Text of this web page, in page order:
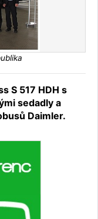
S 517 HDH s
sedadly a
Daimler.